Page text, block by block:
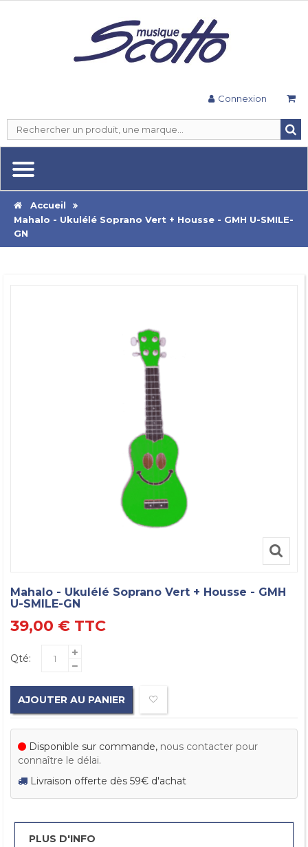
Connexion
Accueil
Mahalo - Ukulélé Soprano Vert + Housse - GMH U-SMILE-
GN
Mahalo - Ukulélé Soprano Vert + Housse - GMH
U-SMILE-GN
39,00 € TTC
Qté:
AJOUTER AU PANIER
Disponible sur commande, nous contacter pour
connaître le délai.
Livraison offerte dès 59€ d'achat
PLUS D'INFO